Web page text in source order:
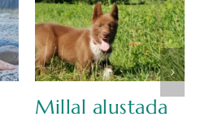
Millal alustada